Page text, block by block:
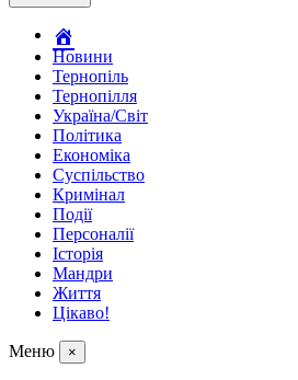
Новини
Тернопіль
Тернопілля
Україна/Світ
Політика
Економіка
Суспільство
Кримінал
Події
Персоналії
Історія
Мандри
Життя
Цікаво!
Меню ×